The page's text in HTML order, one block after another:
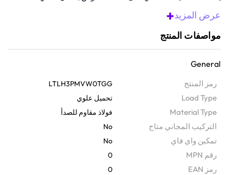
تتضمن درج مزدوج للمنظفات لمزيد من المرونة والكفائة
مصنوعة من مواد عالية الجودة تضمن أداءً يدوم طويلاً ومتانة
فائقة مع مرور الوقت.
نظرة عامة
اجعل مهمة الغسيل سهلة ومريحة مع هذه الغسالة ذات التعبئة العلوية.
الملابس بسهولة وكفاءة عالية. تمتلك الغسالة خاصية إعادة التشغيل
التلقائي، وأيضاً تمنحك أداءً موفرًا للطاقة، وسعة حوض كبيرة، مما يجعلها
الخيار المثالي للعائلات الكبيرة والتي تبحث عن الراحة والكفاءة.
تعامل مع كميات الغسيل الثقيلة بسهولة باستخدام غسالة هيتاشي ذات
ببرامج غسيل متقدمة، وحوض واسع، وتحكم سهل الاستخدام، لتقدم أداء
قوي والعناية بالأقمشة. مزيج مثالي من السعة والكفاءة والتصميم
عرض المزيد+
مواصفات المنتج
General
رمز المنتج LTLH3PMVW0TGG
Load Type تحميل علوي
Material Type فولاذ مقاوم للصدأ
التركيب المجاني متاح No
تمكين واي فاي No
رقم MPN 0
رمز EAN 0